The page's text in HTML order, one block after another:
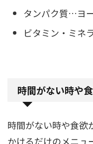
タンパク質…ヨ
ビタミン・ミネ
時間がない時や
時間がない時や食欲
かけるだけのメニュ